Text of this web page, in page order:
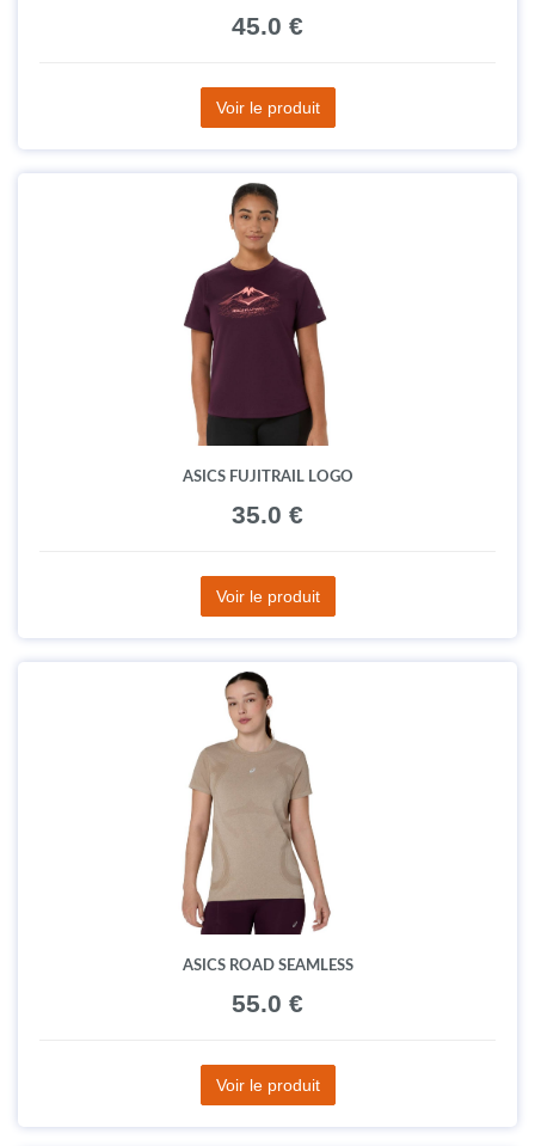
45.0 €
Voir le produit
ASICS FUJITRAIL LOGO
35.0 €
Voir le produit
ASICS ROAD SEAMLESS
55.0 €
Voir le produit